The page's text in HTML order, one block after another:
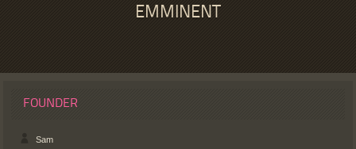
EMMINENT
FOUNDER
Sam